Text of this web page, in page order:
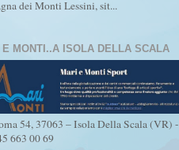
dei Monti Lessini, sit...
E MONTI..A ISOLA DELLA SCALA
54, 37063 – Isola Della Scala (VR) -
663 00 69